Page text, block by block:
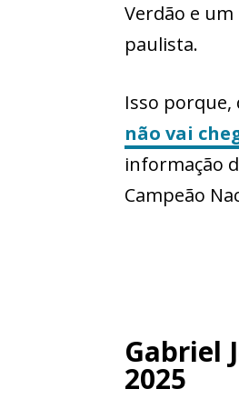
Verdão e
paulista.
Isso porque,
não vai
informação
Campeão
Gabriel
2025